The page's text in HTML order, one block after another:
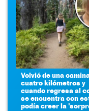
Volvió de una
cuatro kilómetros y
cuando regresa al
se encuentra con
podía creer la